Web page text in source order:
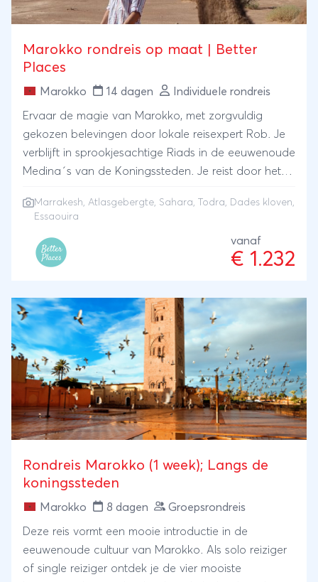
Marokko rondreis op maat | Better
Places
Marokko 14 dagen Individuele rondreis
Ervaar de magie van Marokko, met zorgvuldig
gekozen belevingen door lokale reisexpert Rob. Je
verblijft in sprookjesachtige Riads in de eeuwenoude
Medina´s van de Koningssteden. Je reist door het
Sahara en wandelt door de spectaculaire Todra en
van Essaouira voor een ontspannen afsluiting. Rob
kan deze reis nog helemaal aanpassen aan jouw
Marrakesh, Atlasgebergte, Sahara, Todra, Dades kloven,
Essaouira
vanaf
€ 1.232
Rondreis Marokko (1 week); Langs de
koningssteden
Marokko 8 dagen Groepsrondreis
Deze reis vormt een mooie introductie in de
eeuwenoude cultuur van Marokko. Als solo reiziger
of single reiziger ontdek je de vier mooiste